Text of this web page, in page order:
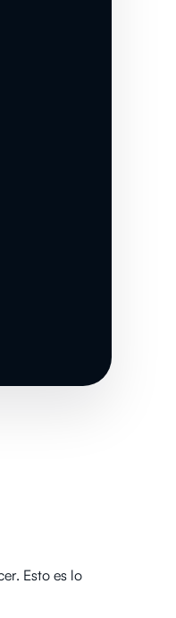
Esto es lo